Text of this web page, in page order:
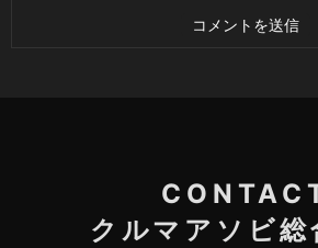
クルマアソビ総